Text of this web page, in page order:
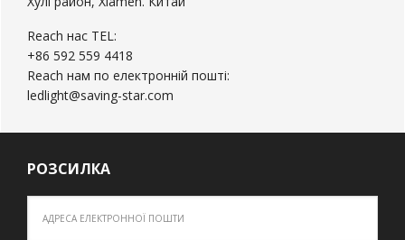
Reach нас TEL:
+86 592 559 4418
Reach нам по електронній пошті:
ledlight@saving-star.com
РОЗСИЛКА